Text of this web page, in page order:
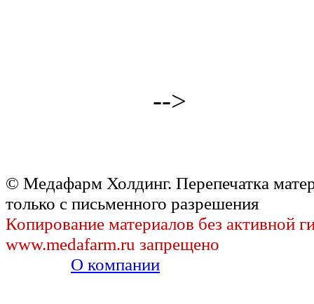
-->
© Медафарм Холдинг. Перепечатка
только с письменного разрешения
Копирование материалов без активной
www.medafarm.ru запрещено
О компании